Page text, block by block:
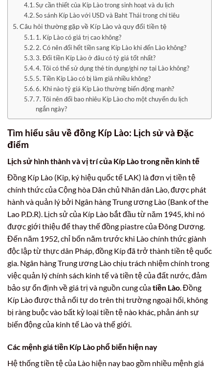
Sự cần thiết của Kíp Lào trong sinh hoạt và du lịch
So sánh Kíp Lào với USD và Baht Thái trong chi tiêu
Câu hỏi thường gặp về Kíp Lào và quy đổi tiền tệ
1. Kíp Lào có giá trị cao không?
2. Có nên đổi hết tiền sang Kíp Lào khi đến Lào không?
3. Đổi tiền Kíp Lào ở đâu có tỷ giá tốt nhất?
4. Tôi có thể sử dụng thẻ tín dụng/ghi nợ tại Lào không?
5. Tiền Kíp Lào có bị làm giả nhiều không?
6. Khi nào tỷ giá Kíp Lào thường biến động mạnh?
7. Tôi nên đổi bao nhiêu Kíp Lào cho một chuyến du lịch
ngắn ngày?
Tìm hiểu sâu về đồng Kíp Lào: Lịch sử và Đặc
điểm
Lịch sử hình thành và vị trí của Kíp Lào trong nền kinh tế
Đồng Kíp Lào (Kip, ký hiệu quốc tế LAK) là đơn vị tiền tệ
chính thức của Cộng hòa Dân chủ Nhân dân Lào, được phát
hành và quản lý bởi Ngân hàng Trung ương Lào (Bank of the
Lao P.D.R). Lịch sử của Kíp Lào bắt đầu từ năm 1945, khi nó
được giới thiệu để thay thế đồng piastre của Đông Dương.
Đến năm 1952, chỉ bốn năm trước khi Lào chính thức giành
độc lập từ thực dân Pháp, đồng Kíp đã trở thành tiền tệ quốc
gia. Ngân hàng Trung ương Lào chịu trách nhiệm chính trong
việc quản lý chính sách kinh tế và tiền tệ của đất nước, đảm
bảo sự ổn định về giá trị và nguồn cung củatiền Lào. Đồng
Kíp Lào được thả nổi tự do trên thị trường ngoại hối, không
bị ràng buộc vào bất kỳ loại tiền tệ nào khác, phản ánh sự
biến động của kinh tế Lào và thế giới.
Các mệnh giá tiền Kíp Lào phổ biến hiện nay
Hệ thống tiền tệ của Lào hiện nay bao gồm nhiều mệnh giá